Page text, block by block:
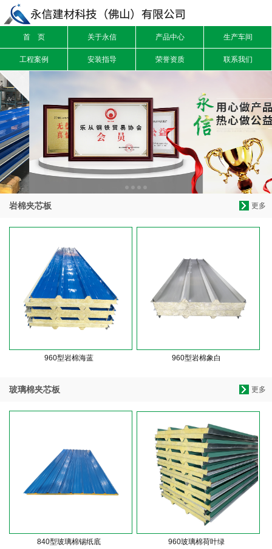
首 页 关于永信 产品中心 生产车间
工程案例 安装指导 荣誉资质 联系我们
更多
岩棉夹芯板
960型岩棉海蓝 960型岩棉象白
更多
玻璃棉夹芯板
840型玻璃棉锡纸底 960玻璃棉荷叶绿
信息搜索
搜索